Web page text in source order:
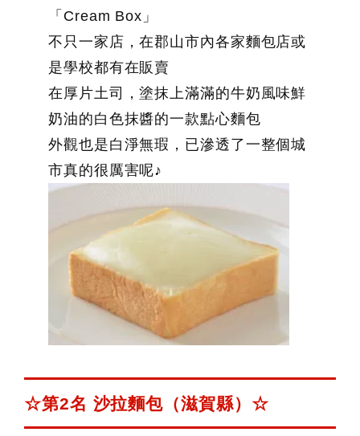
「Cream Box」
不只一家店，在郡山市內各家麵包店或
是學校都有在販賣
在厚片土司，塗抹上滿滿的牛奶風味鮮
奶油的白色抹醬的一款點心麵包
外觀也是白淨無瑕，已滲透了一整個城
市真的很厲害呢♪
☆第2名 沙拉麵包（滋賀縣）☆